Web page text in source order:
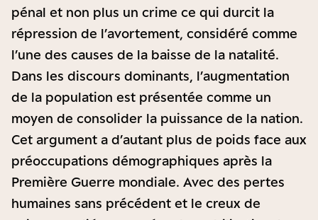
pénal et non plus un crime ce qui durcit la
répression de l’avortement, considéré comme
l’une des causes de la baisse de la natalité.
Dans les discours dominants, l’augmentation
de la population est présentée comme un
moyen de consolider la puissance de la nation.
Cet argument a d’autant plus de poids face aux
préoccupations démographiques après la
Première Guerre mondiale. Avec des pertes
humaines sans précédent et le creux de